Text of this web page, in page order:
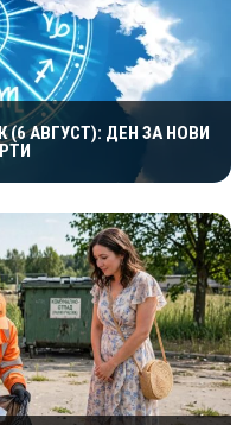
АВГУСТ): ДЕН ЗА НОВИ